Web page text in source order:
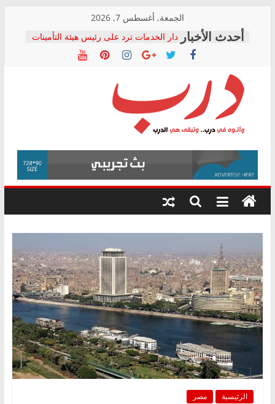
content
الجمعة, أغسطس 7, 2026
دار الخدمات ترد على رئيس هيئة التأمينات
بعد مؤتمره الصحفي: إنكار الأزمة لا ينهي
معاناة أصحاب المعاشات.. ونطالب بكشف
فرحات سليمان يكتب: القطاع الصحي إلى
أين؟
حزب التحالف الشعبي يطلق لجنة “الحق
في الصحة” بالإسكندرية لرصد الانتهاكات
ودعم المرضى
الوزاري لمدينة الصحفيين.. وانتهاء أعمال
إنشاء المبنى الإداري
المجلس القومي لحقوق الإنسان يعلن
متابعة قضية الدكتور محمد زهران.. ويؤكد:
قرينة البراءة وضمانات المحاكمة العادلة
درب
وأتوه
درب..
وتبقى
هي
الرئيسية مصر